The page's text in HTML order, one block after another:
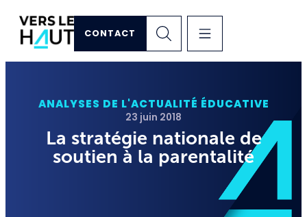
CONTACT
ANALYSES DE L'ACTUALITÉ ÉDUCATIVE
23 juin 2018
La stratégie nationale de
soutien à la parentalité